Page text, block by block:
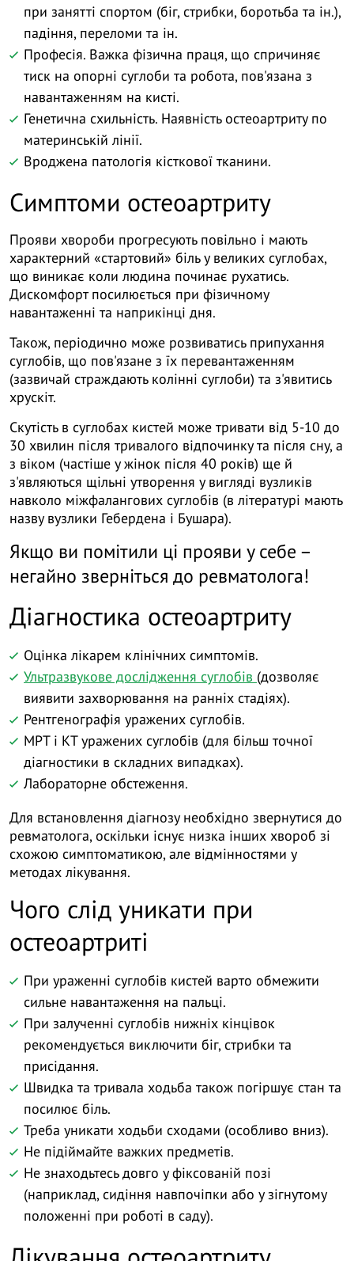
при занятті спортом (біг, стрибки, боротьба та ін.),
падіння, переломи та ін.
Професія. Важка фізична праця, що спричиняє
тиск на опорні суглоби та робота, пов'язана з
навантаженням на кисті.
Генетична схильність. Наявність остеоартриту по
материнській лінії.
Вроджена патологія кісткової тканини.
Симптоми остеоартриту
Прояви хвороби прогресують повільно і мають
характерний «стартовий» біль у великих суглобах,
що виникає коли людина починає рухатись.
Дискомфорт посилюється при фізичному
навантаженні та наприкінці дня.
Також, періодично може розвиватись припухання
суглобів, що пов'язане з їх перевантаженням
(зазвичай страждають колінні суглоби) та з'явитись
хрускіт.
Скутість в суглобах кистей може тривати від 5-10 до
30 хвилин після тривалого відпочинку та після сну, а
з віком (частіше у жінок після 40 років) ще й
з'являються щільні утворення у вигляді вузликів
навколо міжфалангових суглобів (в літературі мають
назву вузлики Гебердена і Бушара).
Якщо ви помітили ці прояви у себе –
негайно зверніться до ревматолога!
Діагностика остеоартриту
Оцінка лікарем клінічних симптомів.
Ультразвукове дослідження суглобів (дозволяє
виявити захворювання на ранніх стадіях).
Рентгенографія уражених суглобів.
МРТ і КТ уражених суглобів (для більш точної
діагностики в складних випадках).
Лабораторне обстеження.
Для встановлення діагнозу необхідно звернутися до
ревматолога, оскільки існує низка інших хвороб зі
схожою симптоматикою, але відмінностями у
методах лікування.
Чого слід уникати при
остеоартриті
При ураженні суглобів кистей варто обмежити
сильне навантаження на пальці.
При залученні суглобів нижніх кінцівок
рекомендується виключити біг, стрибки та
присідання.
Швидка та тривала ходьба також погіршує стан та
посилює біль.
Треба уникати ходьби сходами (особливо вниз).
Не підіймайте важких предметів.
Не знаходьтесь довго у фіксованій позі
(наприклад, сидіння навпочіпки або у зігнутому
положенні при роботі в саду).